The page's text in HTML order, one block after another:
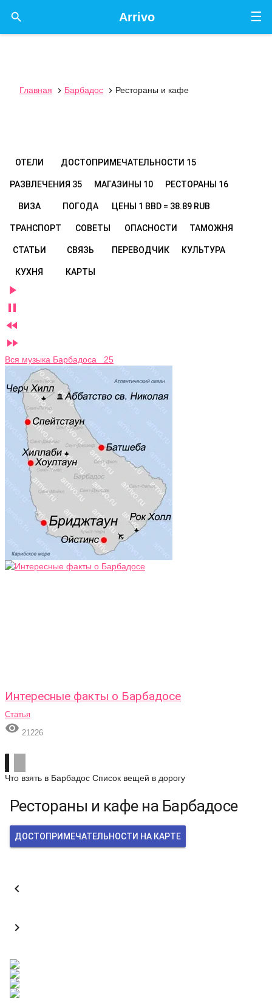
☰
Arrivo

Главная  Барбадос  Рестораны и кафе
ОТЕЛИ ДОСТОПРИМЕЧАТЕЛЬНОСТИ 15
РАЗВЛЕЧЕНИЯ 35 МАГАЗИНЫ 10 РЕСТОРАНЫ 16
ВИЗА ПОГОДА ЦЕНЫ 1 BBD = 38.89 RUB
ТРАНСПОРТ СОВЕТЫ ОПАСНОСТИ ТАМОЖНЯ
СТАТЬИ СВЯЗЬ ПЕРЕВОДЧИК КУЛЬТУРА
КУХНЯ КАРТЫ




Вся музыка Барбадоса 25
Интересные факты о Барбадосе
Статья
 21226
Что взять в Барбадос Список вещей в дорогу
Рестораны и кафе на Барбадосе
ДОСТОПРИМЕЧАТЕЛЬНОСТИ НА КАРТЕ

